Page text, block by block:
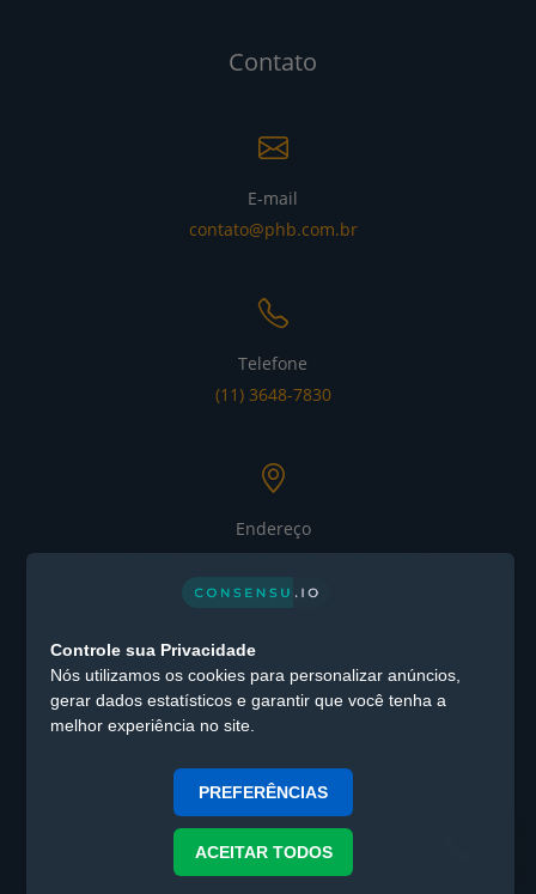
Contato
E-mail
contato@phb.com.br
Telefone
(11) 3648-7830
Endereço
Alameda Xingu nº 1076 – Alphaville Industrial CEP: 06455-
030 - Barueri / SP
Barueri / SP
© PHB Solar. All Rights Reserved.
Controle sua Privacidade
Nós utilizamos os cookies para personalizar anúncios,
gerar dados estatísticos e garantir que você tenha a
melhor experiência no site.
PREFERÊNCIAS
ACEITAR TODOS